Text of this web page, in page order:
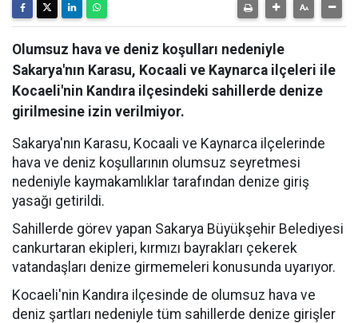
Olumsuz hava ve deniz koşulları nedeniyle
Sakarya'nın Karasu, Kocaali ve Kaynarca ilçeleri ile
Kocaeli'nin Kandıra ilçesindeki sahillerde denize
girilmesine izin verilmiyor.
Sakarya'nın Karasu, Kocaali ve Kaynarca ilçelerinde
hava ve deniz koşullarının olumsuz seyretmesi
nedeniyle kaymakamlıklar tarafından denize giriş
yasağı getirildi.
Sahillerde görev yapan Sakarya Büyükşehir Belediyesi
cankurtaran ekipleri, kırmızı bayrakları çekerek
vatandaşları denize girmemeleri konusunda uyarıyor.
Kocaeli'nin Kandıra ilçesinde de olumsuz hava ve
deniz şartları nedeniyle tüm sahillerde denize girişler